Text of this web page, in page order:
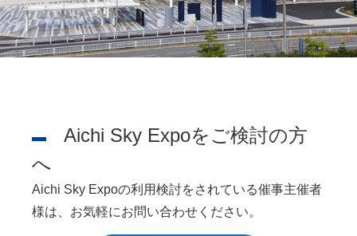
Aichi Sky Expoをご検討の方
へ
Aichi Sky Expoの利用検討をされている催事主催者
様は、お気軽にお問い合わせください。